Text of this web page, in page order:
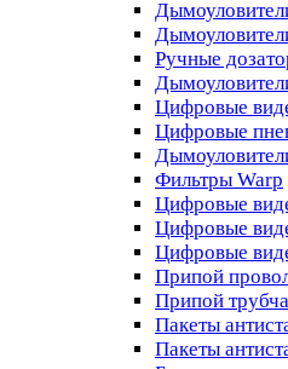
Ручные
Цифровые
Цифровые
Фильтры Warp
Цифровые
Цифровые
Цифровые
Припой
Припой
Пакеты
Пакеты